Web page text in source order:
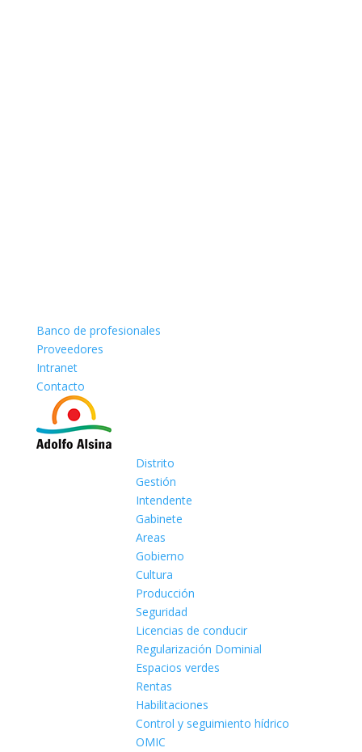
Banco de profesionales
Proveedores
Intranet
Contacto
Distrito
Gestión
Intendente
Gabinete
Areas
Gobierno
Cultura
Producción
Seguridad
Licencias de conducir
Regularización Dominial
Espacios verdes
Rentas
Habilitaciones
Control y seguimiento hídrico
OMIC